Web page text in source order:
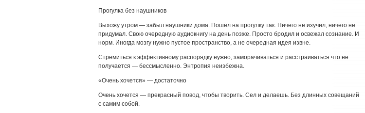
Прогулка без наушников
Выхожу утром — забыл наушники дома. Пошёл на прогулку так. Ничего не изучил, ничего не
придумал. Свою очередную аудиокнигу на день позже. Просто бродил и освежал сознание. И
норм. Иногда мозгу нужно пустое пространство, а не очередная идея извне.
Стремиться к эффективному распорядку нужно, заморачиваться и расстраиваться что не
получается — бессмысленно. Энтропия неизбежна.
«Очень хочется» — достаточно
Очень хочется — прекрасный повод, чтобы творить. Сел и делаешь. Без длинных совещаний
с самим собой.